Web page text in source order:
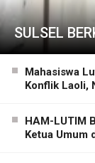
SULSEL
Mahasiswa
Konflik Laoli,
HAM-LUTIM
Ketua Umum